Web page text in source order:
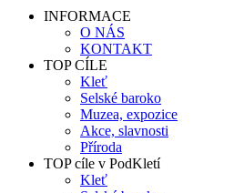
INFORMACE
O NÁS
KONTAKT
TOP CÍLE
Kleť
Selské baroko
Muzea, expozice
Akce, slavnosti
Příroda
TOP cíle v PodKletí
Kleť